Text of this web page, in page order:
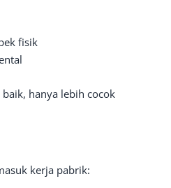
fisik
hanya lebih cocok
kerja pabrik: